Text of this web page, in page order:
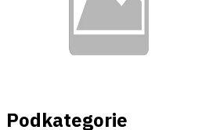
Podkategorie